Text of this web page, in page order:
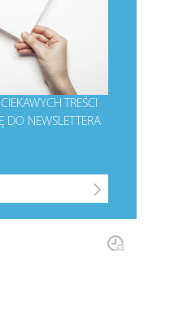
TREŚCI
DO NEWSLETTERA